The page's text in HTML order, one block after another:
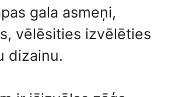
gala asmeņi,
vēlēsities izvēlēties
dizainu.